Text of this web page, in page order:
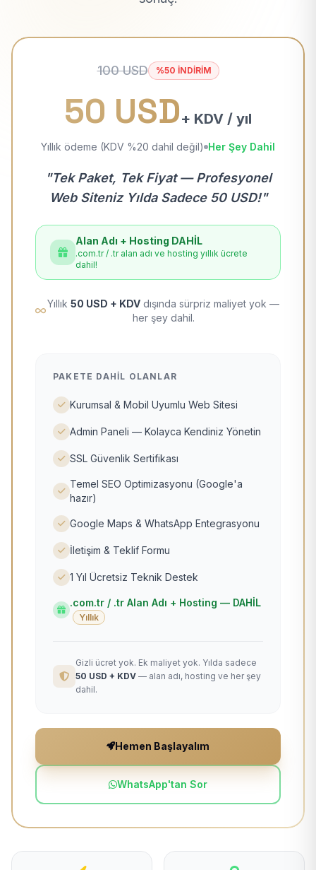
100 USD %50 İNDİRİM
50 USD+ KDV / yıl
Yıllık ödeme (KDV %20 dahil değil) Her Şey Dahil
"Tek Paket, Tek Fiyat — Profesyonel
Web Siteniz Yılda Sadece 50 USD!"
Alan Adı + Hosting DAHİL
.com.tr / .tr alan adı ve hosting yıllık ücrete
dahil!
Yıllık 50 USD + KDV dışında sürpriz maliyet yok —
her şey dahil.
PAKETE DAHIL OLANLAR
Kurumsal & Mobil Uyumlu Web Sitesi
Admin Paneli — Kolayca Kendiniz Yönetin
SSL Güvenlik Sertifikası
Temel SEO Optimizasyonu (Google'a
hazır)
Google Maps & WhatsApp Entegrasyonu
İletişim & Teklif Formu
1 Yıl Ücretsiz Teknik Destek
.com.tr / .tr Alan Adı + Hosting — DAHİL
Yıllık
Gizli ücret yok. Ek maliyet yok. Yılda sadece
50 USD + KDV — alan adı, hosting ve her şey
dahil.
Hemen Başlayalım
WhatsApp'tan Sor